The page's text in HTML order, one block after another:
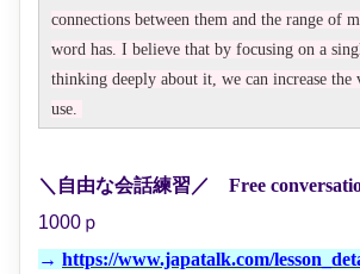
connections between them and the range of
word has. I believe that by focusing on a
thinking deeply about it, we can increase the
use.
＼自由な会話練習 ／ Free
1000ｐ
→ https://www.japatalk.com/